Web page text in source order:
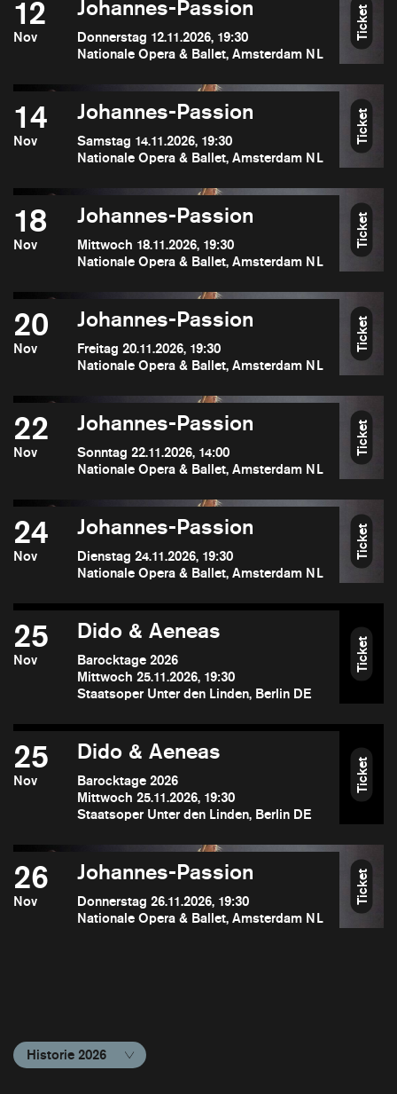
12
Nov
Johannes-Passion
Donnerstag 12.11.2026, 19:30
Nationale Opera & Ballet, Amsterdam NL
Ticket
14
Nov
Johannes-Passion
Samstag 14.11.2026, 19:30
Nationale Opera & Ballet, Amsterdam NL
Ticket
18
Nov
Johannes-Passion
Mittwoch 18.11.2026, 19:30
Nationale Opera & Ballet, Amsterdam NL
Ticket
20
Nov
Johannes-Passion
Freitag 20.11.2026, 19:30
Nationale Opera & Ballet, Amsterdam NL
Ticket
22
Nov
Johannes-Passion
Sonntag 22.11.2026, 14:00
Nationale Opera & Ballet, Amsterdam NL
Ticket
24
Nov
Johannes-Passion
Dienstag 24.11.2026, 19:30
Nationale Opera & Ballet, Amsterdam NL
Ticket
25
Nov
Dido & Aeneas
Barocktage 2026
Mittwoch 25.11.2026, 19:30
Staatsoper Unter den Linden, Berlin DE
Ticket
25
Nov
Dido & Aeneas
Barocktage 2026
Mittwoch 25.11.2026, 19:30
Staatsoper Unter den Linden, Berlin DE
Ticket
26
Nov
Johannes-Passion
Donnerstag 26.11.2026, 19:30
Nationale Opera & Ballet, Amsterdam NL
Ticket
Historie 2026